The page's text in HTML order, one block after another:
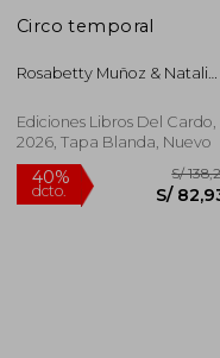
Circo temporal
Rosabetty Muñoz & Natalia
Ediciones Libros Del Cardo,
2026, Tapa Blanda, Nuevo